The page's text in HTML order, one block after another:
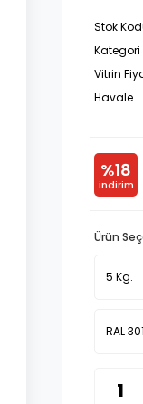
Stok
Kategori
Vitrin
Havale
%18
indirim
Ürün